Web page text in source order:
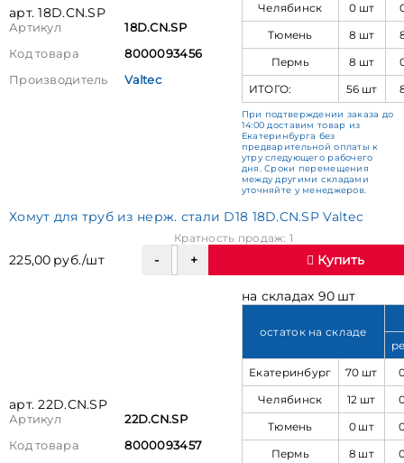
арт. 18D.CN.SP
Артикул
18D.CN.SP
Код товара
8000093456
Производитель
Valtec
Челябинск
0 шт
Тюмень
8 шт
Пермь
8 шт
ИТОГО:
56 шт
При подтверждении заказа до
14:00 доставим товар из
Екатеринбурга без
предварительной оплаты к
утру следующего рабочего
дня. Сроки перемещения
между другими складами
уточняйте у менеджеров.
Хомут для труб из нерж. стали D18 18D.CN.SP Valtec
225,00 руб./шт
Кратность продаж: 1
Купить
арт. 22D.CN.SP
Артикул
22D.CN.SP
Код товара
8000093457
на складах 90 шт
остаток на складе
Екатеринбург
70 шт
Челябинск
12 шт
Тюмень
0 шт
Пермь
8 шт